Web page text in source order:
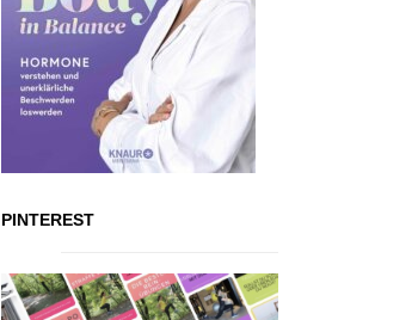
PINTEREST